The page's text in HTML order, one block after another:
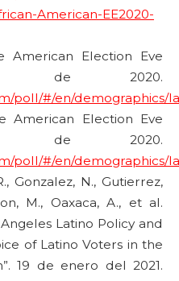
American-EE2020-
American Election Eve
de 2020.
poll/#/en/demographics/
American Election Eve
de 2020.
poll/#/en/demographics/
Gonzalez, N., Gutierrez,
M., Oaxaca, A., et al.
Latino Policy and
of Latino Voters in the
19 de enero del 2021.